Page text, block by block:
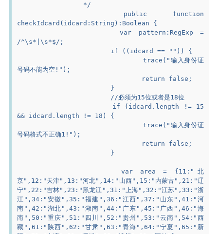
		 */
checkIdcard(idcard:String):Boolean {
			var pattern:RegExp =
/^\s*|\s*$/;
			if ((idcard == "")) {
				trace("输入身份证
号码不能为空!");
				return false;
			}
			//必须为15位或者是18位
&& idcard.length != 18) {
				trace("输入身份证
号码格式不正确1!");
				return false;
			}
京",12:"天津",13:"河北",14:"山西",15:"内蒙古",21:"辽
宁",22:"吉林",23:"黑龙江",31:"上海",32:"江苏",33:"浙
江",34:"安徽",35:"福建",36:"江西",37:"山东",41:"河
南",42:"湖北",43:"湖南",44:"广东",45:"广西",46:"海
南",50:"重庆",51:"四川",52:"贵州",53:"云南",54:"西
藏",61:"陕西",62:"甘肃",63:"青海",64:"宁夏",65:"新